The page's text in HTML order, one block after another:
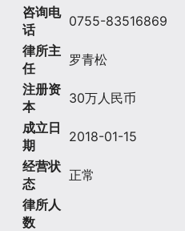
咨询电
话
0755-83516869
律所主
任
罗青松
注册资
本
30万人民币
成立日
期
2018-01-15
经营状
态
正常
律所人
数